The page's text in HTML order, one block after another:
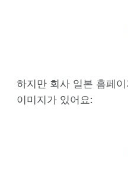
하지만 회사 일본 홈페
이미지가 있어요: